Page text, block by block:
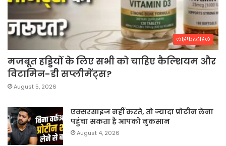
लाइफस्टाइल
मजबूत हड्डियों के लिए सभी को चाहिए कैल्शियम और
विटामिन-डी सप्लीमेंट्स?
August 5, 2026
एक्सरसाइज नहीं करते, तो ज्यादा प्रोटीन लेना
पहुंचा सकता है आपको नुकसान
August 4, 2026